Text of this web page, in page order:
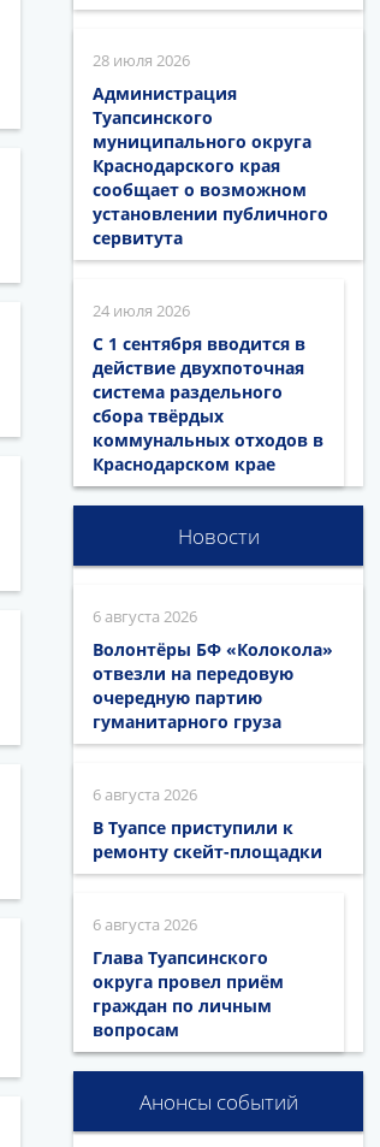
28 июля 2026
Администрация
Туапсинского
муниципального округа
Краснодарского края
сообщает о возможном
установлении публичного
сервитута
24 июля 2026
С 1 сентября вводится в
действие двухпоточная
система раздельного
сбора твёрдых
коммунальных отходов в
Краснодарском крае
Новости
6 августа 2026
Волонтёры БФ «Колокола»
отвезли на передовую
очередную партию
гуманитарного груза
6 августа 2026
В Туапсе приступили к
ремонту скейт-площадки
6 августа 2026
Глава Туапсинского
округа провел приём
граждан по личным
вопросам
Анонсы событий